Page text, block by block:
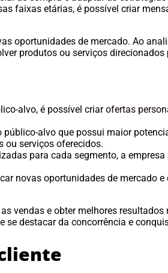
faixas etárias, é possível criar
oportunidades de mercado. Ao
produtos ou serviços
alvo, é possível criarofertas
alvo que possui maior
ou serviços oferecidos.
para cada segmento, a
novas oportunidades de mercado
vendas e obter melhores
destacar da concorrência e